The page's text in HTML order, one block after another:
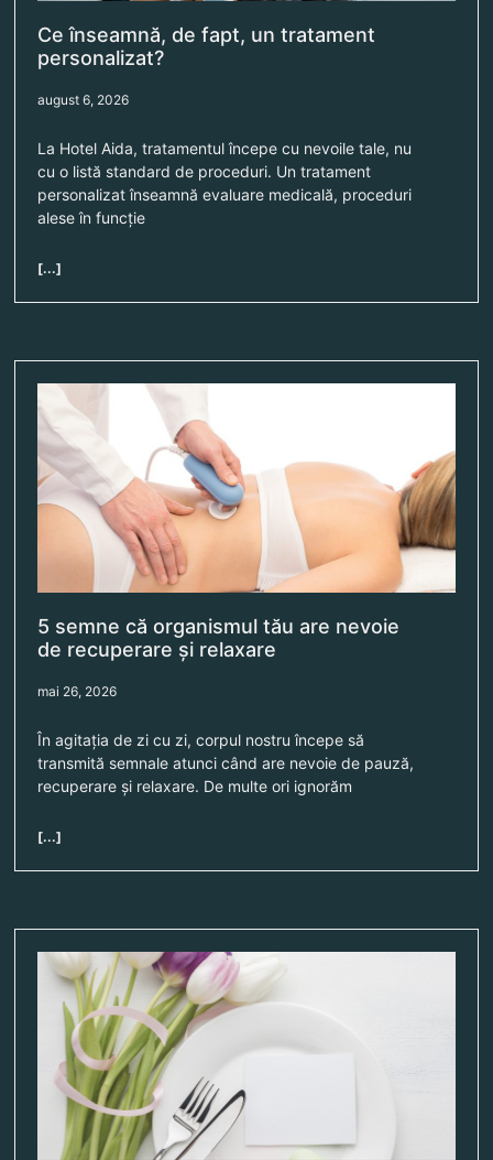
Ce înseamnă, de fapt, un tratament
personalizat?
august 6, 2026
La Hotel Aida, tratamentul începe cu nevoile tale, nu
cu o listă standard de proceduri. Un tratament
personalizat înseamnă evaluare medicală, proceduri
alese în funcție
[...]
5 semne că organismul tău are nevoie
de recuperare și relaxare
mai 26, 2026
În agitația de zi cu zi, corpul nostru începe să
transmită semnale atunci când are nevoie de pauză,
recuperare și relaxare. De multe ori ignorăm
[...]